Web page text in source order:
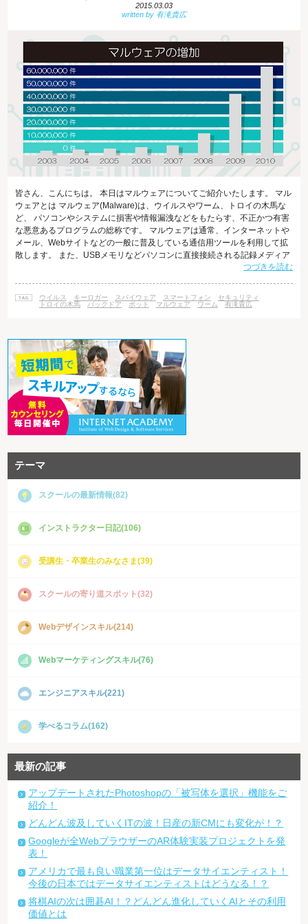
2015.03.03
皆さん、こんにちは。 本日はマルウェアについてご紹介いたします。 マル
ウェアとは マルウェア(Malware)は、ウイルスやワーム、トロイの木馬な
ど、 パソコンやシステムに損害や情報漏洩などをもたらす、不正かつ有害
な悪意あるプログラムの総称です。 マルウェアは通常、インターネットや
メール、Webサイトなどの一般に普及している通信用ツールを利用して拡
散します。 また、USBメモリなどパソコンに直接接続される記録メディア
に潜んだり、 スマホアプリとしてダウンロードされたプログラムの中に紛
個人に至るまで幅広く、 情報化社会に生きる私たちは皆、自分が使う電子
機器がウィルス感染のリスクにさらされていると言っても過言ではありま
つづきを読む
ウイルス キーロガー スパイウェア スマートフォン
セキュリティ
トロイの木馬
バックドア ボット マルウェア ワーム 有滝貴広
テーマ
スクールの最新情報(82)
インストラクター日記(106)
受講生・卒業生のみなさま(39)
スクールの寄り道スポット(32)
Webデザインスキル(214)
Webマーケティングスキル(76)
エンジニアスキル(221)
学べるコラム(162)
最新の記事
アップデートされたPhotoshopの「被写体を選択」機能をご
紹介！
どんどん波及していくITの波！日産の新CMにも変化が！？
Googleが全WebブラウザーのAR体験実装プロジェクトを発
表！
アメリカで最も良い職業第一位はデータサイエンティスト！
今後の日本ではデータサイエンティストはどうなる！？
将棋AIの次は囲碁AI！？どんどん進化していくAIとその利用
価値とは